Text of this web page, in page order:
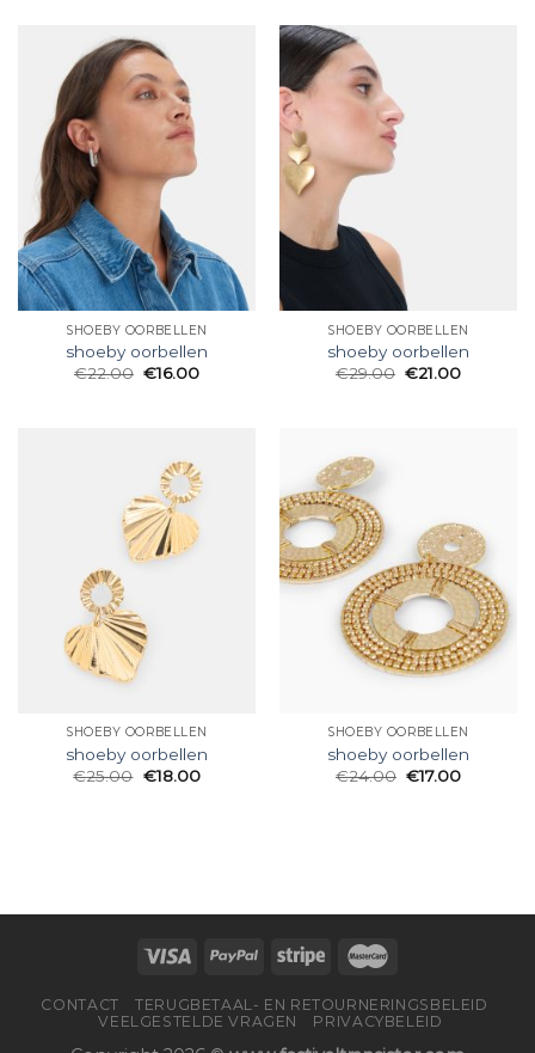
SHOEBY OORBELLEN
shoeby oorbellen
€22.00 €16.00
SHOEBY OORBELLEN
shoeby oorbellen
€29.00 €21.00
SHOEBY OORBELLEN
shoeby oorbellen
€25.00 €18.00
SHOEBY OORBELLEN
shoeby oorbellen
€24.00 €17.00
CONTACT
TERUGBETAAL- EN RETOURNERINGSBELEID
VEELGESTELDE VRAGEN
PRIVACYBELEID